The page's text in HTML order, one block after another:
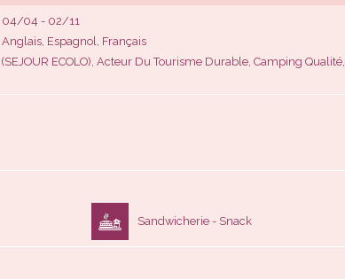
04/04 - 02/11
Anglais, Espagnol, Français
(SEJOUR ECOLO), Acteur Du Tourisme Durable, Camping Qualité,
Sandwicherie - Snack